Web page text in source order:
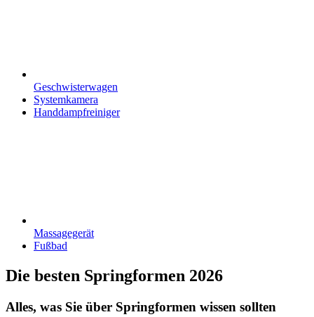
Geschwisterwagen
Systemkamera
Handdampfreiniger
Massagegerät
Fußbad
Die besten Springformen 2026
Alles, was Sie über Springformen wissen sollten